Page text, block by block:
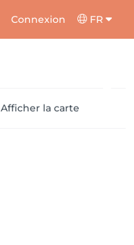
Connexion FR
Afficher la carte